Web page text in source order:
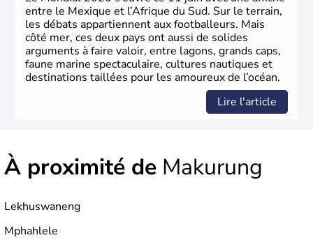
entre le Mexique et l’Afrique du Sud. Sur le terrain,
les débats appartiennent aux footballeurs. Mais
côté mer, ces deux pays ont aussi de solides
arguments à faire valoir, entre lagons, grands caps,
faune marine spectaculaire, cultures nautiques et
destinations taillées pour les amoureux de l’océan.
Lire l'article
À proximité de Makurung
Lekhuswaneng
Mphahlele